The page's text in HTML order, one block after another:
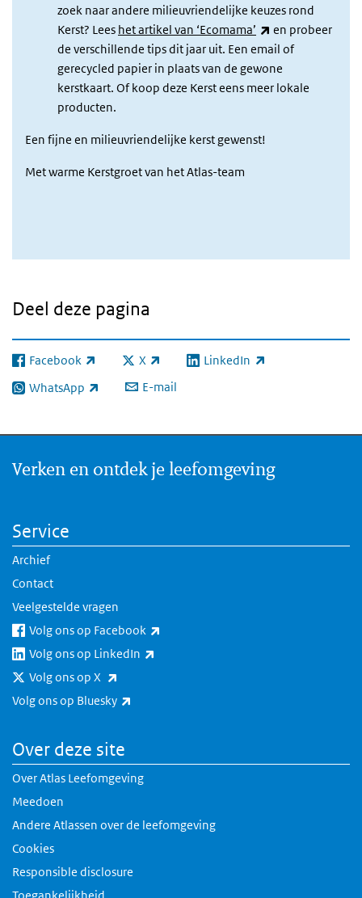
zoek naar andere milieuvriendelijke keuzes rond
Kerst? Lees het artikel van ‘Ecomama’ (externe link)
en probeer
de verschillende tips dit jaar uit. Een email of
gerecycled papier in plaats van de gewone
kerstkaart. Of koop deze Kerst eens meer lokale
producten.
Een fijne en milieuvriendelijke kerst gewenst!
Met warme Kerstgroet van het Atlas-team
Deel deze pagina
Facebook
(externe link) X
(externe link) LinkedIn
(externe link)
WhatsApp
(externe link) E-mail
Verken en ontdek je leefomgeving
Service
Archief
Contact
Veelgestelde vragen
Volg ons op Facebook
Volg ons op LinkedIn
Volg ons op X
Volg ons op Bluesky
Over deze site
Over Atlas Leefomgeving
Meedoen
Andere Atlassen over de leefomgeving
Cookies
Responsible disclosure